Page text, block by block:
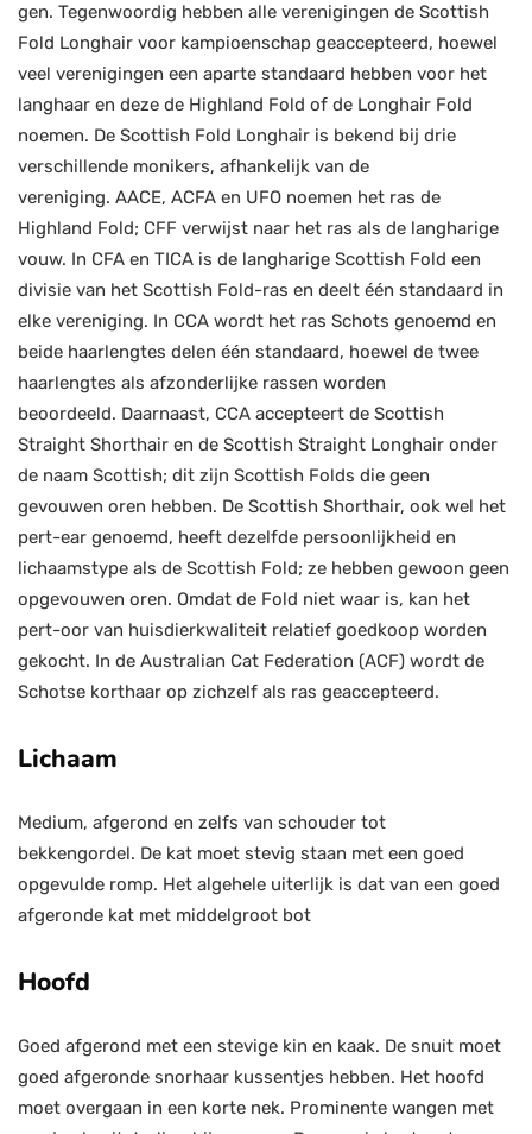
gen. Tegenwoordig hebben alle verenigingen de Scottish
Fold Longhair voor kampioenschap geaccepteerd, hoewel
veel verenigingen een aparte standaard hebben voor het
langhaar en deze de Highland Fold of de Longhair Fold
noemen. De Scottish Fold Longhair is bekend bij drie
verschillende monikers, afhankelijk van de
vereniging. AACE, ACFA en UFO noemen het ras de
Highland Fold; CFF verwijst naar het ras als de langharige
vouw. In CFA en TICA is de langharige Scottish Fold een
divisie van het Scottish Fold-ras en deelt één standaard in
elke vereniging. In CCA wordt het ras Schots genoemd en
beide haarlengtes delen één standaard, hoewel de twee
haarlengtes als afzonderlijke rassen worden
beoordeeld. Daarnaast, CCA accepteert de Scottish
Straight Shorthair en de Scottish Straight Longhair onder
de naam Scottish; dit zijn Scottish Folds die geen
gevouwen oren hebben. De Scottish Shorthair, ook wel het
pert-ear genoemd, heeft dezelfde persoonlijkheid en
lichaamstype als de Scottish Fold; ze hebben gewoon geen
opgevouwen oren. Omdat de Fold niet waar is, kan het
pert-oor van huisdierkwaliteit relatief goedkoop worden
gekocht. In de Australian Cat Federation (ACF) wordt de
Schotse korthaar op zichzelf als ras geaccepteerd.
Lichaam
Medium, afgerond en zelfs van schouder tot
bekkengordel. De kat moet stevig staan ​​met een goed
opgevulde romp. Het algehele uiterlijk is dat van een goed
afgeronde kat met middelgroot bot
Hoofd
Goed afgerond met een stevige kin en kaak. De snuit moet
goed afgeronde snorhaar kussentjes hebben. Het hoofd
moet overgaan in een korte nek. Prominente wangen met